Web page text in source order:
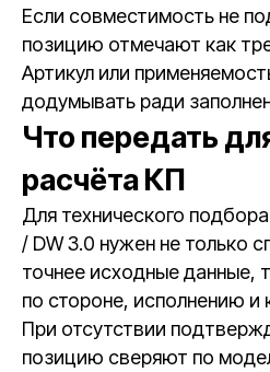
Если совместимость не
позицию отмечают как
Артикул или
додумывать ради
Что передать
расчёта КП
Для технического подбора
/ DW 3.0 нужен не только
точнее исходные данные,
по стороне, исполнению и
При отсутствии
позицию сверяют по